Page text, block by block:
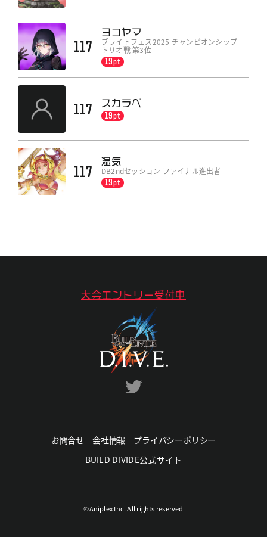
117
ヨコヤマ
ブライトフェス2025 チャンピオンシップ
トリオ戦 第3位
19pt
117
スカラベ
19pt
117
湿気
DB2ndセッション ファイナル進出者
19pt
大会エントリー受付中
お問合せ 会社情報
プライバシーポリシー
BUILD DIVIDE公式サイト
©Aniplex Inc. All rights reserved